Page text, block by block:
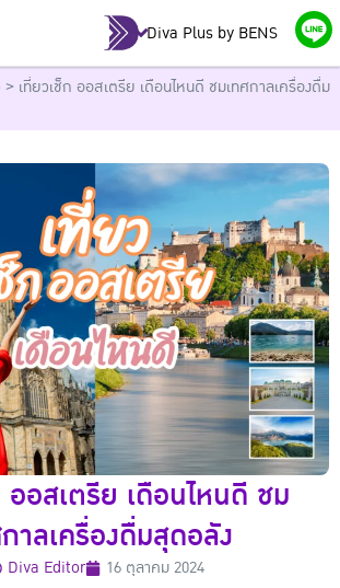
Diva Plus by BENS
> เที่ยวเช็ก ออสเตรีย เดือนไหนดี ชมเทศกาลเครื่องดื่ม
ออสเตรีย เดือนไหนดี ชม
าลเครื่องดื่มสุดอลัง
Diva Editor 16 ตุลาคม 2024